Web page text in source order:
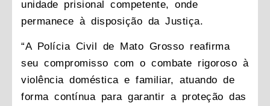
unidade prisional competente, onde
permanece à disposição da Justiça.
“A Polícia Civil de Mato Grosso reafirma
seu compromisso com o combate rigoroso à
violência doméstica e familiar, atuando de
forma contínua para garantir a proteção das